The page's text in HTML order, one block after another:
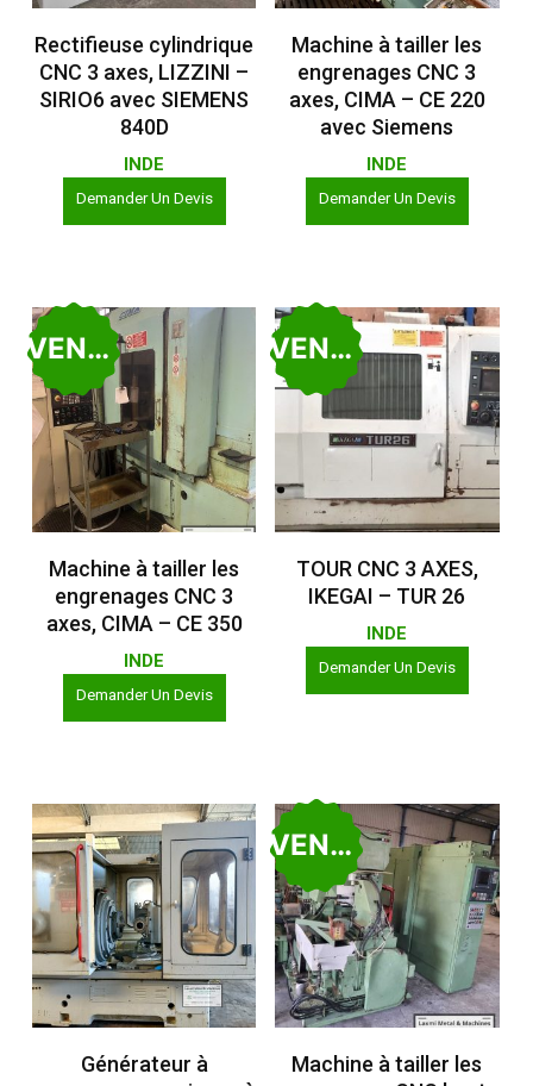
Lire La Suite
Rectifieuse cylindrique
CNC 3 axes, LIZZINI –
SIRIO6 avec SIEMENS
840D
INDE
Demander Un Devis
Lire La Suite
Machine à tailler les
engrenages CNC 3
axes, CIMA – CE 220
avec Siemens
INDE
Demander Un Devis
VENDU
Lire La Suite
Machine à tailler les
engrenages CNC 3
axes, CIMA – CE 350
INDE
Demander Un Devis
VENDU
TOUR CNC 3 AXES,
IKEGAI – TUR 26
INDE
Demander Un Devis
Lire La Suite
Générateur à
VENDU
Lire La Suite
Machine à tailler les